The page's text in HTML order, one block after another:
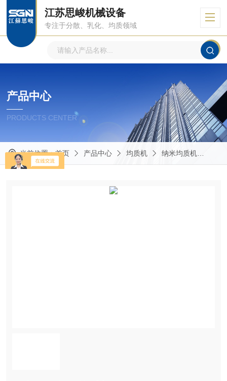
江苏思峻机械设备
专注于分散、乳化、均质领域
产品中心
PRODUCTS CENTER
当前位置：首页 产品中心 均质机 纳米均质机